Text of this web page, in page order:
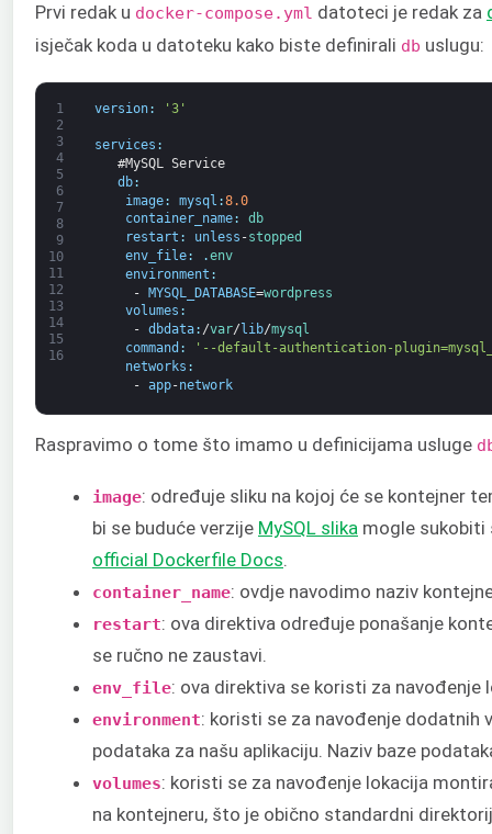
Prvi redak u docker-compose.yml datoteci je redak za
isječak koda u datoteku kako biste definirali db uslugu:
1
2
3
4
5
6
7
8
9
10
11
12
13
14
15
16
version: '3'
services :
#MySQL Service
db:
image: mysql :8.0
container_name:
db
restart : unless -stopped
env_file: .env
environment :
- MYSQL_DATABASE=wordpress
volumes :
- dbdata: /var/ lib/mysql
command :
'--default-authentication-
networks :
- app-network
Raspravimo o tome što imamo u definicijama usluge
image: određuje sliku na kojoj će se kontejner
bi se buduće verzije MySQL slika mogle sukobiti
official Dockerfile Docs.
container_name: ovdje navodimo naziv
restart: ova direktiva određuje ponašanje
se ručno ne zaustavi.
env_file: ova direktiva se koristi za
environment: koristi se za navođenje dodatnih
podataka za našu aplikaciju. Naziv baze
volumes: koristi se za navođenje lokacija
na kontejneru, što je obično standardni